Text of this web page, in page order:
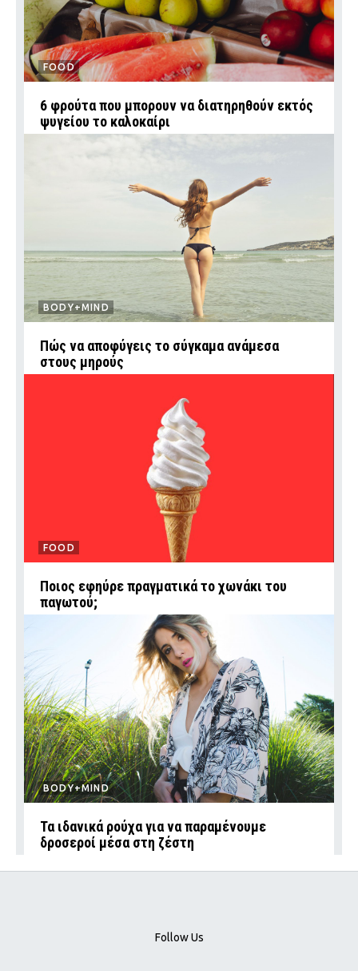
FOOD
6 φρούτα που μπορουν να διατηρηθούν εκτός
ψυγείου το καλοκαίρι
BODY+MIND
Πώς να αποφύγεις το σύγκαμα ανάμεσα
στους μηρούς
FOOD
Ποιος εφηύρε πραγματικά το χωνάκι του
παγωτού;
BODY+MIND
Τα ιδανικά ρούχα για να παραμένουμε
δροσεροί μέσα στη ζέστη
Follow Us